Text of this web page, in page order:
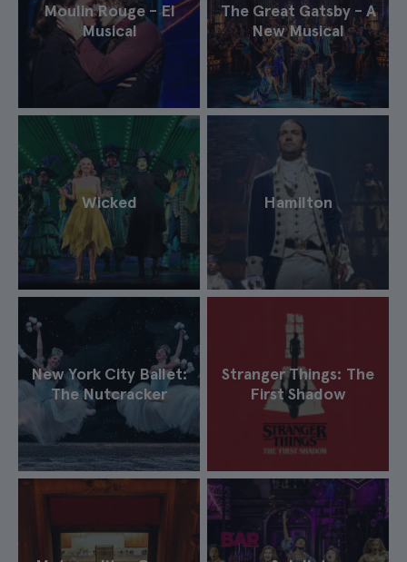
Moulin Rouge - El
Musical
The Great Gatsby - A
New Musical
Wicked Hamilton
New York City Ballet:
The Nutcracker
Stranger Things: The
First Shadow